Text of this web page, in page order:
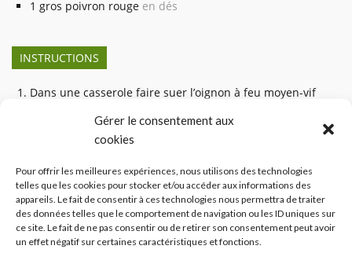
Gérer le consentement aux
cookies
Pour offrir les meilleures expériences, nous utilisons des technologies
telles que les cookies pour stocker et/ou accéder aux informations des
appareils. Le fait de consentir à ces technologies nous permettra de traiter
des données telles que le comportement de navigation ou les ID uniques sur
ce site. Le fait de ne pas consentir ou de retirer son consentement peut avoir
un effet négatif sur certaines caractéristiques et fonctions.
1 gros poivron rouge en dés
INSTRUCTIONS
Dans une casserole faire suer l’oignon à feu moyen-vif
l’eau, les fèves, la sauce harissa et le paprika.
Réduire le feu à moyen/doux et cuire environ 15
minutes à découvert jusqu’à ce que le quinoa soit cuit.
Ajouter les ananas et le persil et continuer la cuisson à
feu doux.
Pendant ce temps, dans une grande poêle